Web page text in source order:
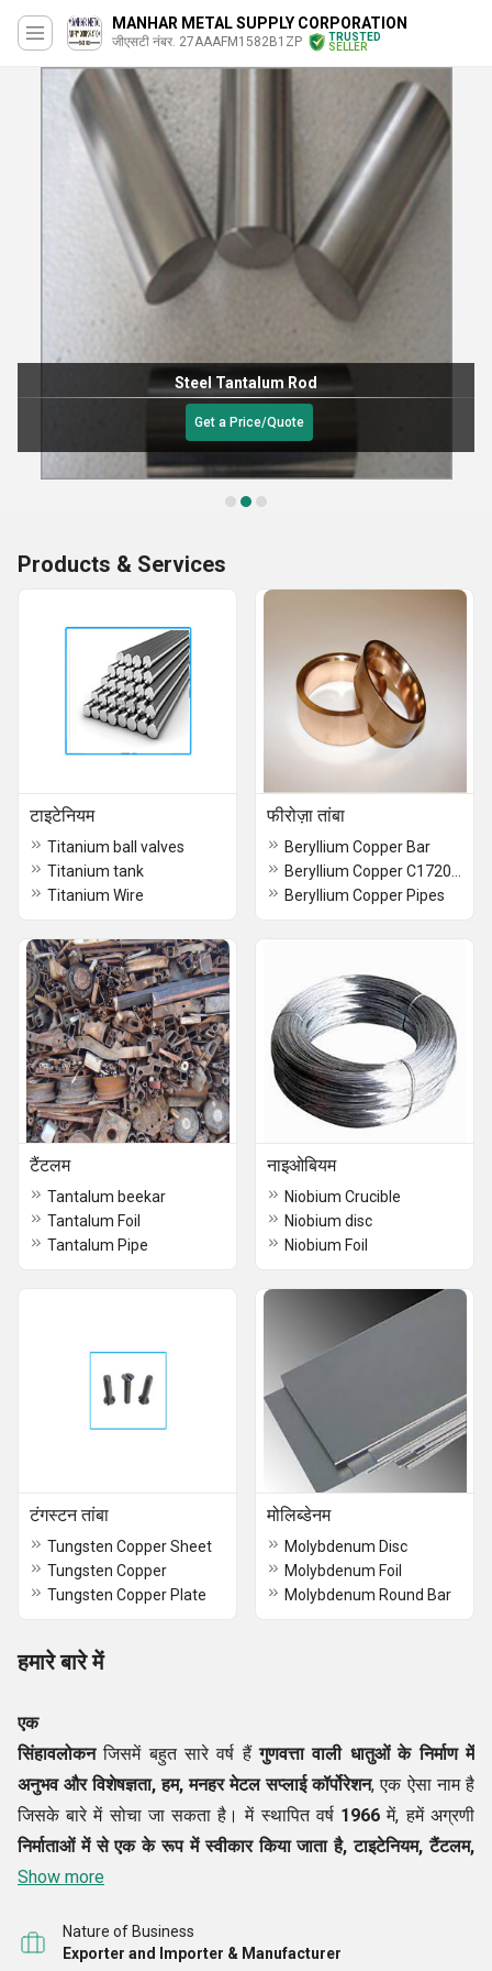
MANHAR METAL SUPPLY CORPORATION
जीएसटी नंबर. 27AAAFM1582B1ZP
TRUSTED
SELLER
Steel Tantalum Rod
Get a Price/Quote
Products & Services
टाइटेनियम
Titanium ball valves
Titanium tank
Titanium Wire
फीरोज़ा तांबा
Beryllium Copper Bar
Beryllium Copper Pipes
टैंटलम
Tantalum beekar
Tantalum Foil
Tantalum Pipe
नाइओबियम
Niobium Crucible
Niobium disc
Niobium Foil
टंगस्टन तांबा
Tungsten Copper Sheet
Tungsten Copper
Tungsten Copper Plate
मोलिब्डेनम
Molybdenum Disc
Molybdenum Foil
Molybdenum Round Bar
हमारे बारे में
एक
सिंहावलोकनजिसमें बहुत सारे वर्ष हैंगुणवत्ता वाली धातुओं के निर्माण में
अनुभव और विशेषज्ञता, हम, मनहर मेटल सप्लाई कॉर्पोरेशन, एक ऐसा नाम है
जिसके बारे में सोचा जा सकता है। में स्थापित वर्ष 1966 में, हमें अग्रणी
निर्माताओं में से एक के रूप में स्वीकार किया जाता है,टाइटेनियम, टैंटलम,
नाइओबियम, बेरिलियम कॉपर,
प्रख्यात आयातकों और स्टॉकिस्टों में से
Show more
Nature of Business
Exporter and Importer & Manufacturer